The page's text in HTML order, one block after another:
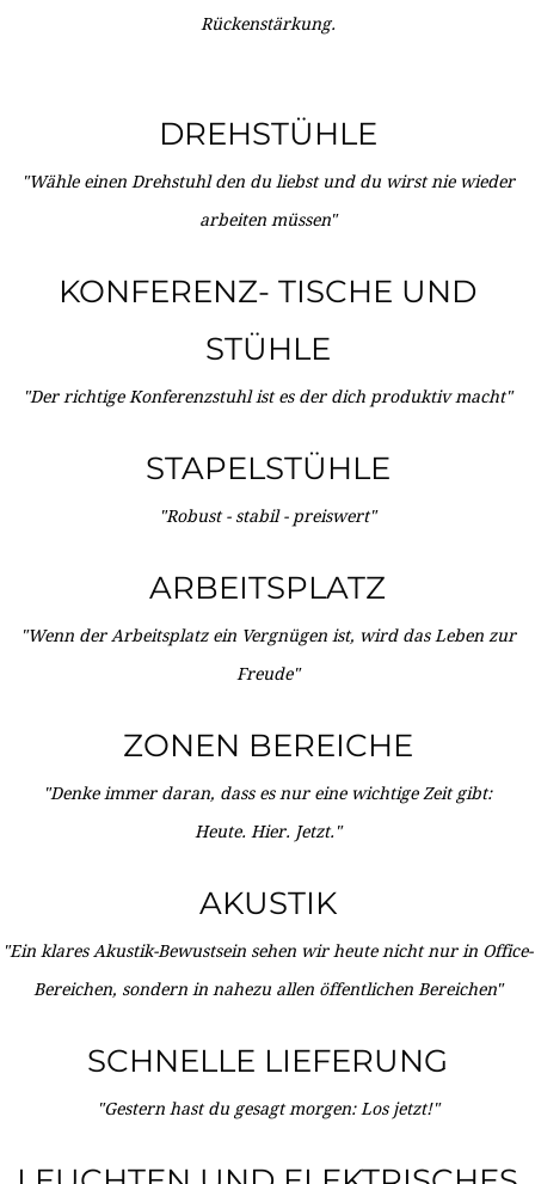
Rückenstärkung.
DREHSTÜHLE
"Wähle einen Drehstuhl den du liebst und du wirst nie wieder
arbeiten müssen"
KONFERENZ- TISCHE UND
STÜHLE
"Der richtige Konferenzstuhl ist es der dich produktiv macht"
STAPELSTÜHLE
"Robust - stabil - preiswert"
ARBEITSPLATZ
"Wenn der Arbeitsplatz ein Vergnügen ist, wird das Leben zur
Freude"
ZONEN BEREICHE
"Denke immer daran, dass es nur eine wichtige Zeit gibt:
Heute. Hier. Jetzt."
AKUSTIK
"Ein klares Akustik-Bewustsein sehen wir heute nicht nur in Office-
Bereichen, sondern in nahezu allen öffentlichen Bereichen"
SCHNELLE LIEFERUNG
"Gestern hast du gesagt morgen: Los jetzt!"